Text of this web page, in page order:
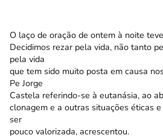
O laço de oração de ontem à noite
Decidimos rezar pela vida, não tanto
pela vida
que tem sido muito posta em causa
Pe Jorge
Castela referindo-se à eutanásia, ao
clonagem e a outras situações éticas
ser
pouco valorizada, acrescentou.